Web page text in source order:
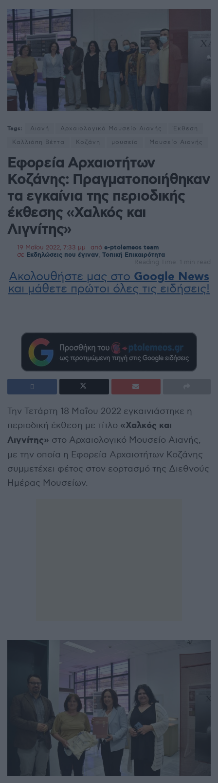
Tags: Αιανή Αρχαιολογικό Μουσείο Αιανής
Έκθεση
Καλλιόπη Βέττα
Κοζάνη μουσείο Μουσείο Αιανής
Εφορεία Αρχαιοτήτων
Κοζάνης: Πραγματοποιήθηκαν
τα εγκαίνια της περιοδικής
έκθεσης «Χαλκός και
Λιγνίτης»
19 Μαΐου 2022, 7:33 μμ από e-ptolemeos team
σε Εκδηλώσεις που έγιναν Τοπική Επικαιρότητα
Reading Time: 1 min read
Ακολουθήστε μας στο Google News
και μάθετε πρώτοι όλες τις ειδήσεις!
Την Τετάρτη 18 Μαΐου 2022 εγκαινιάστηκε η
περιοδική έκθεση με τίτλο «Χαλκός και
Λιγνίτης» στο Αρχαιολογικό Μουσείο Αιανής,
με την οποία η Εφορεία Αρχαιοτήτων Κοζάνης
συμμετέχει φέτος στον εορτασμό της Διεθνούς
Ημέρας Μουσείων.